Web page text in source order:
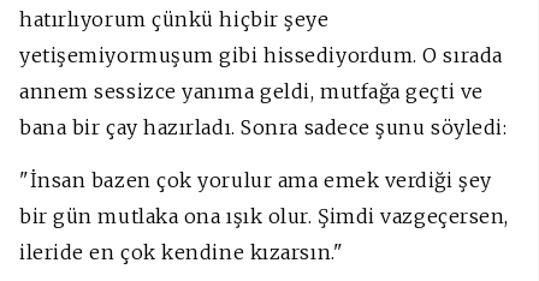
hatırlıyorum çünkü hiçbir şeye
yetişemiyormuşum gibi hissediyordum. O sırada
annem sessizce yanıma geldi, mutfağa geçti ve
bana bir çay hazırladı. Sonra sadece şunu söyledi:
"İnsan bazen çok yorulur ama emek verdiği şey
bir gün mutlaka ona ışık olur. Şimdi vazgeçersen,
ileride en çok kendine kızarsın."